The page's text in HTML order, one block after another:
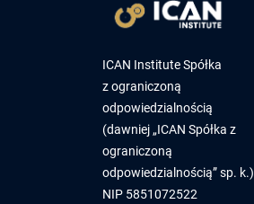
ICAN Institute Spółka
z ograniczoną
odpowiedzialnością
(dawniej „ICAN Spółka z
ograniczoną
odpowiedzialnością” sp. k.)
NIP 5851072522